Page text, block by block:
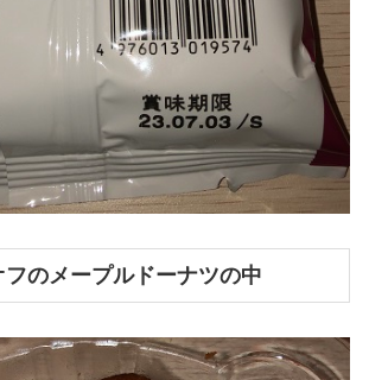
のメープルドーナツの中